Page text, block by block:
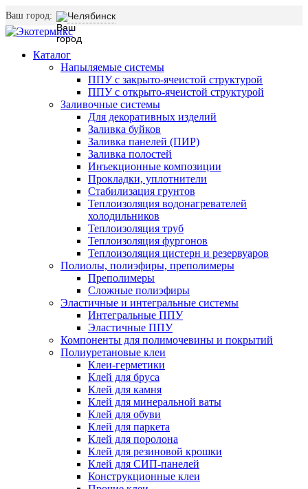
Ваш город: Челябинск
Каталог
Напыляемые системы
ППУ с закрыто-ячеистой структурой
ППУ с открыто-ячеистой структурой
Заливочные системы
Для декоративных изделий
Заливка буйков
Заливка панелей (ПИР)
Заливка полостей
Инъекционные композиции
Прокладки, уплотнители
Стабилизация грунтов
Теплоизоляция водонагревателей
холодильников
Теплоизоляция труб
Теплоизоляция фургонов
Теплоизоляция цистерн и резервуаров
Полиолы, полиэфиры, преполимеры
Преполимеры
Сложные полиэфиры
Эластичные и интегральные системы
Интегральные ППУ
Эластичные ППУ
Компоненты для полимочевины и покрытий
Полиуретановые клеи
Клеи-герметики
Клей для бруса
Клей для камня
Клей для минеральной ваты
Клей для обуви
Клей для паркета
Клей для поролона
Клей для резиновой крошки
Клей для СИП-панелей
Конструкционные клеи